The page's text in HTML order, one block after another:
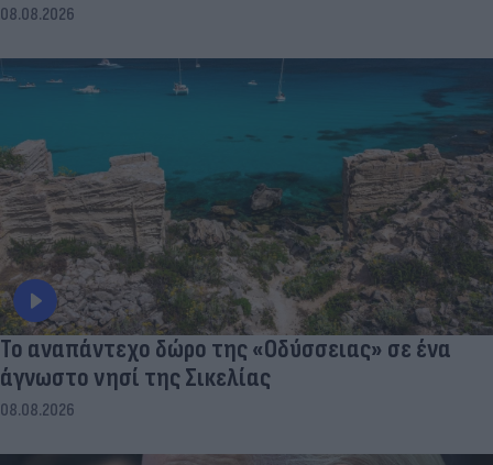
08.08.2026
To αναπάντεχο δώρο της «Οδύσσειας» σε ένα
άγνωστο νησί της Σικελίας
08.08.2026